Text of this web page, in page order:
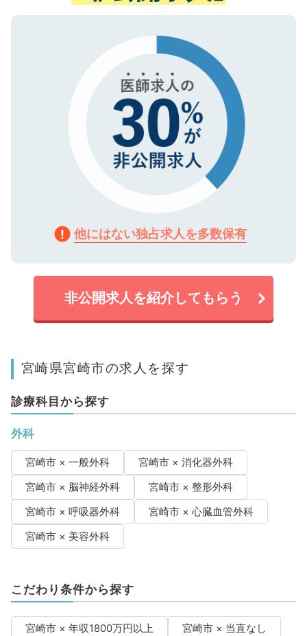
で、機密保持に関してもご安心ください。
ので、まずはご登録ください。
他にはない独占求人を多数保有
非公開求人を紹介してもらう
宮崎県宮崎市の求人を探す
診療科目から探す
外科
宮崎市 × 一般外科
宮崎市 × 消化器外科
宮崎市 × 脳神経外科
宮崎市 × 整形外科
宮崎市 × 呼吸器外科
宮崎市 × 心臓血管外科
宮崎市 × 美容外科
こだわり条件から探す
宮崎市 × 年収1800万円以上
宮崎市 × 当直なし